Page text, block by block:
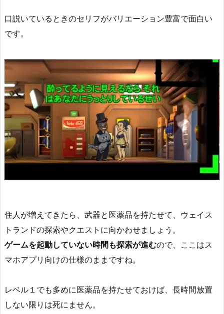
口説いているときのセリフがバリエーション豊富で面白い
です。
住人が増えてきたら、武器と医薬品を持たせて、ウェイス
トランドの探索やクエストに向かわせましょう。
ゲームを起動していない時間も探索が進むので、ここはス
マホアプリ向けの仕様のままですね。
レベル１でも多めに医薬品を持たせておけば、長時間放置
しない限りは死にません。